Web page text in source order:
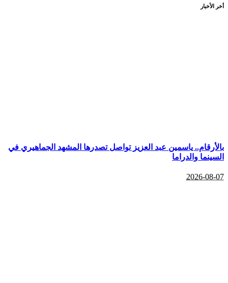
أخر الأخبار
بالأرقام.. ياسمين عبد العزيز تواصل تصدرها المشهد الجماهيري في
السينما والدراما
2026-08-07